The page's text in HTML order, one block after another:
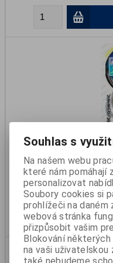
Osvěžovač
Souhlas s
Na našem webu
které nám pomáhají
personalizovat
Soubory cookies si
prohlížeči na
webová stránka
přizpůsobit vašim
Blokování
na vaši uživatelskou
také nebudeme